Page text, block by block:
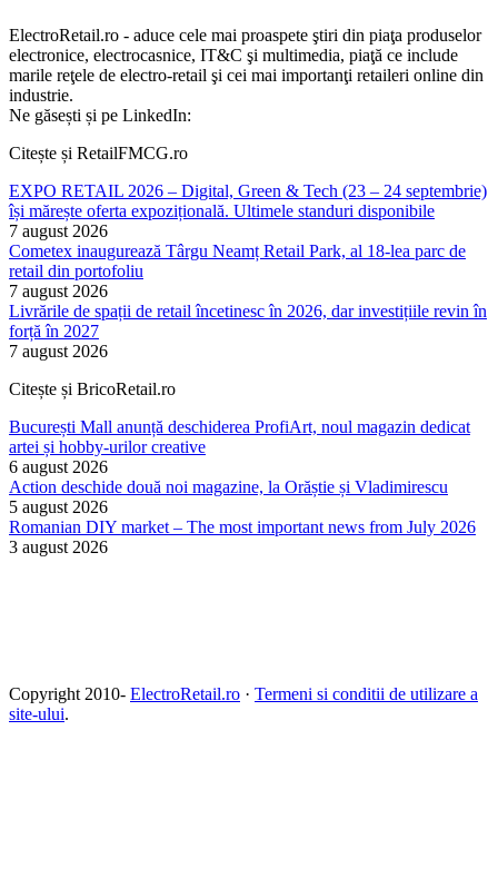
ElectroRetail.ro - aduce cele mai proaspete ştiri din piaţa produselor
electronice, electrocasnice, IT&C şi multimedia, piaţă ce include
marile reţele de electro-retail şi cei mai importanţi retaileri online din
industrie.
Ne găsești și pe LinkedIn:
Citește și RetailFMCG.ro
EXPO RETAIL 2026 – Digital, Green & Tech (23 – 24 septembrie)
își mărește oferta expozițională. Ultimele standuri disponibile
7 august 2026
Cometex inaugurează Târgu Neamț Retail Park, al 18-lea parc de
retail din portofoliu
7 august 2026
Livrările de spații de retail încetinesc în 2026, dar investițiile revin în
forță în 2027
7 august 2026
Citește și BricoRetail.ro
București Mall anunță deschiderea ProfiArt, noul magazin dedicat
artei și hobby-urilor creative
6 august 2026
Action deschide două noi magazine, la Orăștie și Vladimirescu
5 august 2026
Romanian DIY market – The most important news from July 2026
3 august 2026
Copyright 2010- ElectroRetail.ro · Termeni si conditii de utilizare a
site-ului.